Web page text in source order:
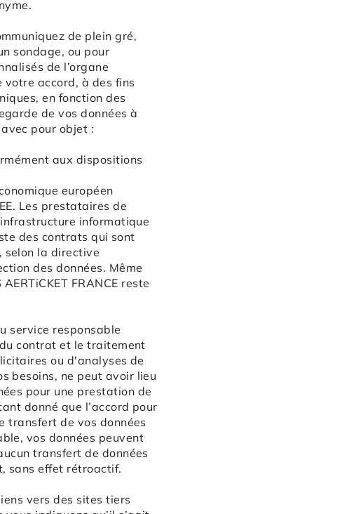
de plein gré,
sondage, ou pour
de l’organe
votre accord, à des fins
en fonction des
de vos données à
avec pour objet :
aux dispositions
européen
Les prestataires de
informatique
des contrats qui sont
selon la directive
des données. Même
FRANCE reste
service responsable
contrat et le traitement
ou d'analyses de
besoins, ne peut avoir lieu
pour une prestation de
donné que l’accord pour
transfert de vos données
vos données peuvent
transfert de données
sans effet rétroactif.
vers des sites tiers